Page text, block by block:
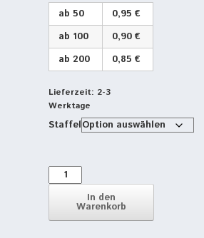
ab 50
0,95 €
ab 100
0,90 €
ab 200
0,85 €
Lieferzeit: 2-3
Werktage
Staffel
Untersetzer-
Kork
Premium
D
In den
Warenkorb